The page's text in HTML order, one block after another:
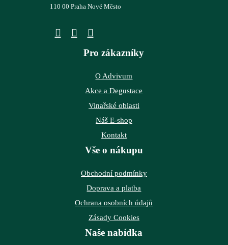
110 00 Praha Nové Město
Pro zákazníky
O Advivum
Akce a Degustace
Vinařské oblasti
Náš E-shop
Kontakt
Vše o nákupu
Obchodní podmínky
Doprava a platba
Ochrana osobních údajů
Zásady Cookies
Naše nabídka